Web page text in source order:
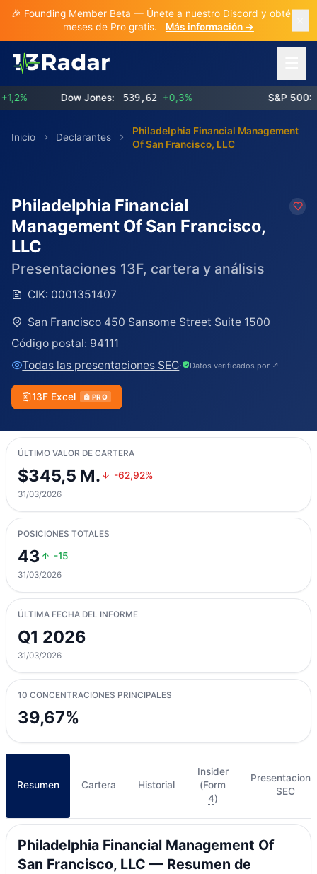
🎉 Founding Member Beta — Únete a nuestro Discord y obtén 3
meses de Pro gratis.
Más información →
Dow Jones: 539,62 +0,3% S&P 500:
Inicio Declarantes
Philadelphia Financial Management
Of San Francisco, LLC
Philadelphia Financial
Management Of San Francisco,
LLC
Presentaciones 13F, cartera y análisis
CIK: 0001351407
San Francisco 450 Sansome Street Suite 1500
Código postal: 94111
Todas las presentaciones SEC· Datos verificados por ↗
13F Excel PRO
ÚLTIMO VALOR DE CARTERA
$345,5 M. -62,92%
31/03/2026
POSICIONES TOTALES
43 -15
31/03/2026
ÚLTIMA FECHA DEL INFORME
Q1 2026
31/03/2026
10 CONCENTRACIONES PRINCIPALES
39,67%
Resumen Cartera Historial
Insider
(Form
4)
SEC
Philadelphia Financial Management Of
San Francisco, LLC — Resumen de